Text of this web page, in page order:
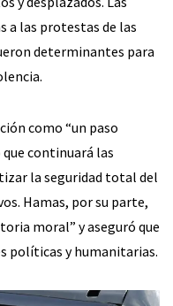
a las protestas de las
determinantes para
como “un paso
continuará las
la seguridad total del
Hamas, por su parte,
moral” y aseguró que
políticas y humanitarias.